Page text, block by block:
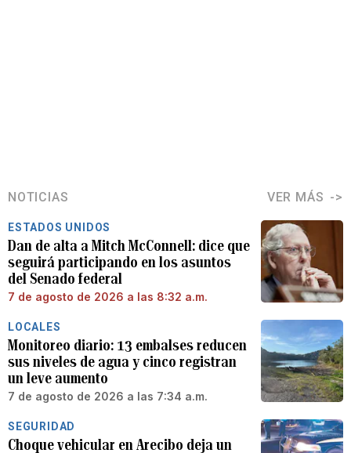
NOTICIAS VER MÁS
ESTADOS UNIDOS
Dan de alta a Mitch McConnell: dice que
seguirá participando en los asuntos
del Senado federal
7 de agosto de 2026 a las 8:32 a.m.
LOCALES
Monitoreo diario: 13 embalses reducen
sus niveles de agua y cinco registran
un leve aumento
7 de agosto de 2026 a las 7:34 a.m.
SEGURIDAD
Choque vehicular en Arecibo deja un